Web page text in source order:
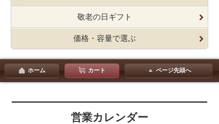
敬老の日ギフト
価格・容量で選ぶ
ホーム カート ページ先頭へ
営業カレンダー